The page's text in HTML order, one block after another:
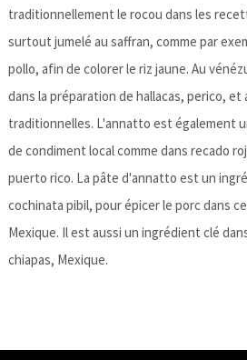
traditionnellement le rocou dans les
surtout jumelé au saffran, comme par
pollo, afin de colorer le riz jaune. Au
dans la préparation de hallacas, perico,
traditionnelles. L'annatto est également
de condiment local comme dans recado
puerto rico. La pâte d'annatto est un
cochinata pibil, pour épicer le porc dans
Mexique. Il est aussi un ingrédient clé
chiapas, Mexique.